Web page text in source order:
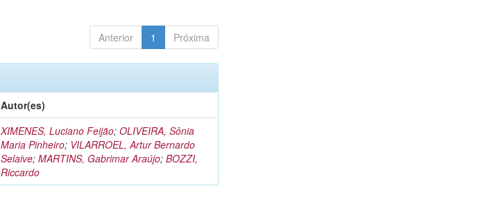
Anterior 1 Próxima
Autor(es)
XIMENES, Luciano Feijão;OLIVEIRA, Sônia
Maria Pinheiro; VILARROEL, Artur Bernardo
Selaive;MARTINS, Gabrimar Araújo;BOZZI,
Riccardo